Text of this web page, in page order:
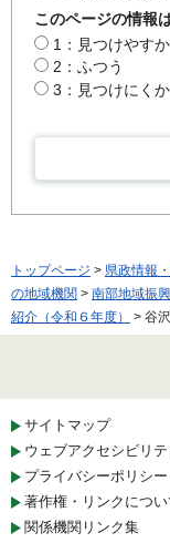
このページの情報
1：見つけやす
2：ふつう
3：見つけにく
トップページ > 県政情報
の地域機関 > 南部地域振
紹介（令和６年度）
> 谷
サイトマップ
ウェブアクセシビリテ
プライバシーポリシ
著作権・リンクについ
関係機関リンク集